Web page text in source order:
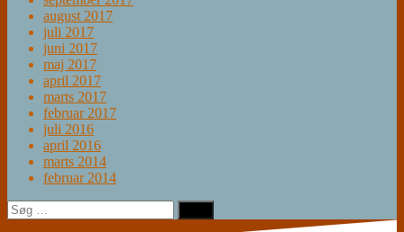
august 2017
juli 2017
juni 2017
maj 2017
april 2017
marts 2017
februar 2017
juli 2016
april 2016
marts 2014
februar 2014
Søg
efter: